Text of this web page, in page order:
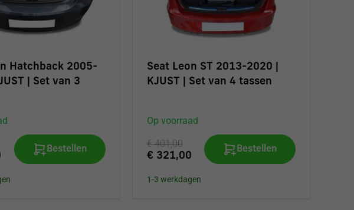
Hatchback 2005-
| Set van 3
Bestellen
Seat Leon ST 2013-2020 |
KJUST | Set van 4 tassen
Op voorraad
€ 401,00
€ 321,00
Bestellen
1-3 werkdagen